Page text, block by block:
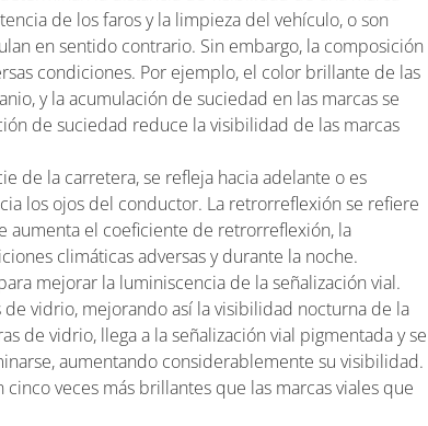
de los faros y la limpieza del vehículo, o son
en sentido contrario. Sin embargo, la composición
condiciones. Por ejemplo, el color brillante de las
y la acumulación de suciedad en las marcas se
de suciedad reduce la visibilidad de las marcas
de la carretera, se refleja hacia adelante o es
los ojos del conductor. La retrorreflexión se refiere
aumenta el coeficiente de retrorreflexión, la
climáticas adversas y durante la noche.
mejorar la luminiscencia de la señalización vial.
vidrio, mejorando así la visibilidad nocturna de la
de vidrio, llega a la señalización vial pigmentada y se
aumentando considerablemente su visibilidad.
cinco veces más brillantes que las marcas viales que